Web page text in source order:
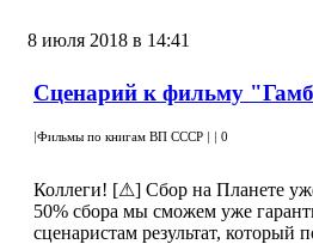
8 июля 2018 в 14:41
Сценарий к фильму
|Фильмы по книгам ВП СССР | | 0
Коллеги! [⚠] Сбор на Планете
50% сбора мы сможем уже
сценаристам результат, который